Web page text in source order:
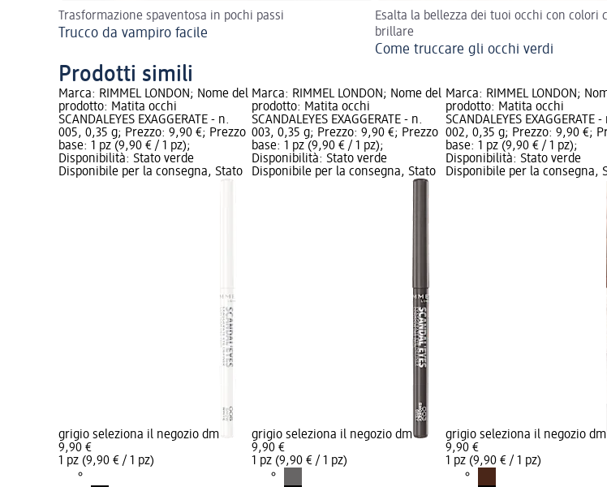
Trasformazione spaventosa in pochi passi
Trucco da vampiro facile
Esalta la bellezza dei tuoi occhi con colori
brillare
Come truccare gli occhi verdi
Prodotti simili
Marca: RIMMEL LONDON; Nome del
prodotto: Matita occhi
SCANDALEYES EXAGGERATE - n.
005, 0,35 g; Prezzo: 9,90 €; Prezzo
base: 1 pz (9,90 € / 1 pz);
Disponibilità: Stato verde
Disponibile per la consegna, Stato
grigio seleziona il negozio dm
9,90 €
1 pz (9,90 € / 1 pz)
Marca: RIMMEL LONDON; Nome del
prodotto: Matita occhi
SCANDALEYES EXAGGERATE - n.
003, 0,35 g; Prezzo: 9,90 €; Prezzo
base: 1 pz (9,90 € / 1 pz);
Disponibilità: Stato verde
Disponibile per la consegna, Stato
grigio seleziona il negozio dm
9,90 €
1 pz (9,90 € / 1 pz)
Marca: RIMMEL LONDON;
prodotto: Matita occhi
SCANDALEYES EXAGGERATE -
002, 0,35 g; Prezzo: 9,90 €;
base: 1 pz (9,90 € / 1 pz);
Disponibilità: Stato verde
Disponibile per la consegna,
grigio seleziona il negozio dm
9,90 €
1 pz (9,90 € / 1 pz)